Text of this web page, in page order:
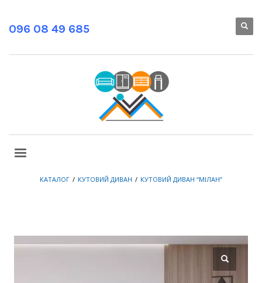
096 08 49 685
КАТАЛОГ КУТОВИЙ ДИВАН КУТОВИЙ ДИВАН “МІЛАН”